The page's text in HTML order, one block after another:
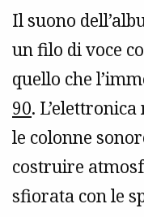
Il suono
un filo di voce
quello che
90.
le colonne
costruire
sfiorata con le